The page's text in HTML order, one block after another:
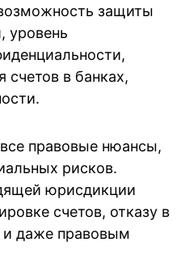
защиты
уровень
счетов в банках,
правовые нюансы,
рисков.
юрисдикции
счетов, отказу в
даже правовым